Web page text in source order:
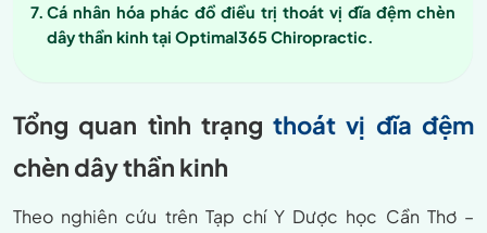
Cá nhân hóa phác đồ điều trị thoát vị đĩa đệm chèn
dây thần kinh tại Optimal365 Chiropractic.
Tổng quan tình trạngthoát vị đĩa đệm
chèn dây thần kinh
Theo nghiên cứu trên Tạp chí Y Dược học Cần Thơ –